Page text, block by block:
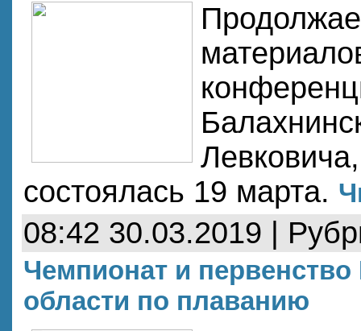
состоялась 19 марта.
08:42 30.03.2019 |
Чемпионат и
области по плаванию